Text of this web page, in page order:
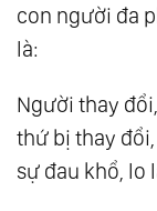
con người đa
là:
Người thay
thứ bị thay
sự đau khổ, lo